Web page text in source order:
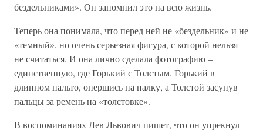
бездельниками». Он запомнил это на всю жизнь.
Теперь она понимала, что перед ней не «бездельник» и не
«темный», но очень серьезная фигура, с которой нельзя
не считаться. И она лично сделала фотографию –
единственную, где Горький с Толстым. Горький в
длинном пальто, опершись на палку, а Толстой засунув
пальцы за ремень на «толстовке».
В воспоминаниях Лев Львович пишет, что он упрекнул